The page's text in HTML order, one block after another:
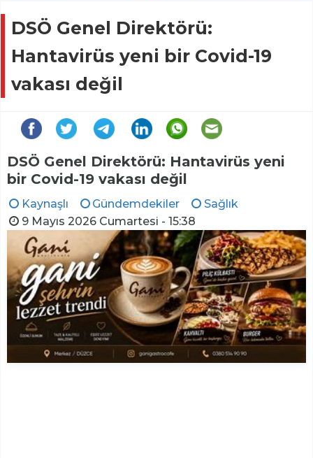
DSÖ Genel Direktörü:
Hantavirüs yeni bir Covid-19
vakası değil
DSÖ Genel Direktörü: Hantavirüs yeni
bir Covid-19 vakası değil
Kaynaşlı Gündemdekiler
Sağlık
9 Mayıs 2026 Cumartesi - 15:38